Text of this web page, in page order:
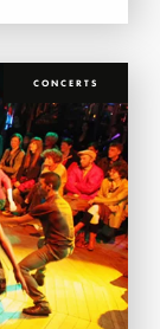
CONCERTS